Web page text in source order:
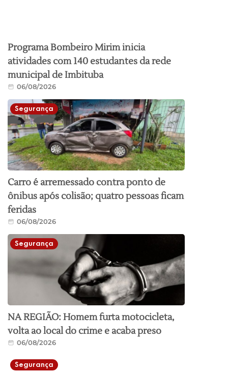
Programa Bombeiro Mirim inicia
atividades com 140 estudantes da rede
municipal de Imbituba
06/08/2026
Segurança
Carro é arremessado contra ponto de
ônibus após colisão; quatro pessoas ficam
feridas
06/08/2026
Segurança
NA REGIÃO: Homem furta motocicleta,
volta ao local do crime e acaba preso
06/08/2026
Segurança